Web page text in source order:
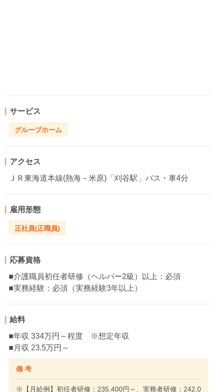
サービス
グループホーム
アクセス
ＪＲ東海道本線(熱海－米原)「刈谷駅」バス・車4分
雇用形態
正社員(正職員)
応募資格
■介護職員初任者研修（ヘルパー2級）以上：必須
■実務経験：必須（実務経験3年以上）
給料
■年収 334万円～程度 ※想定年収
■月収 23.5万円～
備 考
※【月給例】初任者研修：235,400円～、実務者研修：242,0